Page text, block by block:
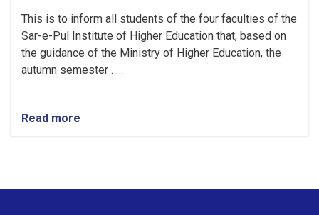
This is to inform all students of the four faculties of the
Sar-e-Pul Institute of Higher Education that, based on
the guidance of the Ministry of Higher Education, the
autumn semester . . .
Read more